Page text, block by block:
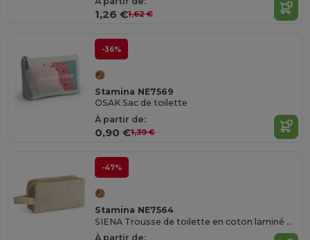
1,26 €1,62 €
-36%
Stamina NE7569
OSAK Sac de toilette
À partir de:
0,90 €1,39 €
-47%
Stamina NE7564
SIENA Trousse de toilette en coton laminé et jute
À partir de: